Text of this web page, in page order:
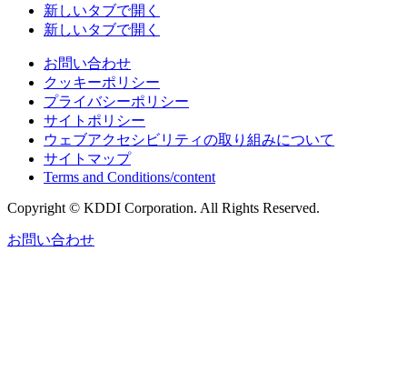
新しいタブで開く
新しいタブで開く
お問い合わせ
クッキーポリシー
プライバシーポリシー
サイトポリシー
ウェブアクセシビリティの取り組みについて
サイトマップ
Terms and Conditions/content
Copyright © KDDI Corporation. All Rights Reserved.
お問い合わせ